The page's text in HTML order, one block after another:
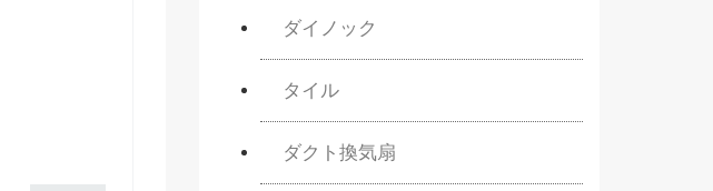
ダイノック
タイル
ダクト換気扇